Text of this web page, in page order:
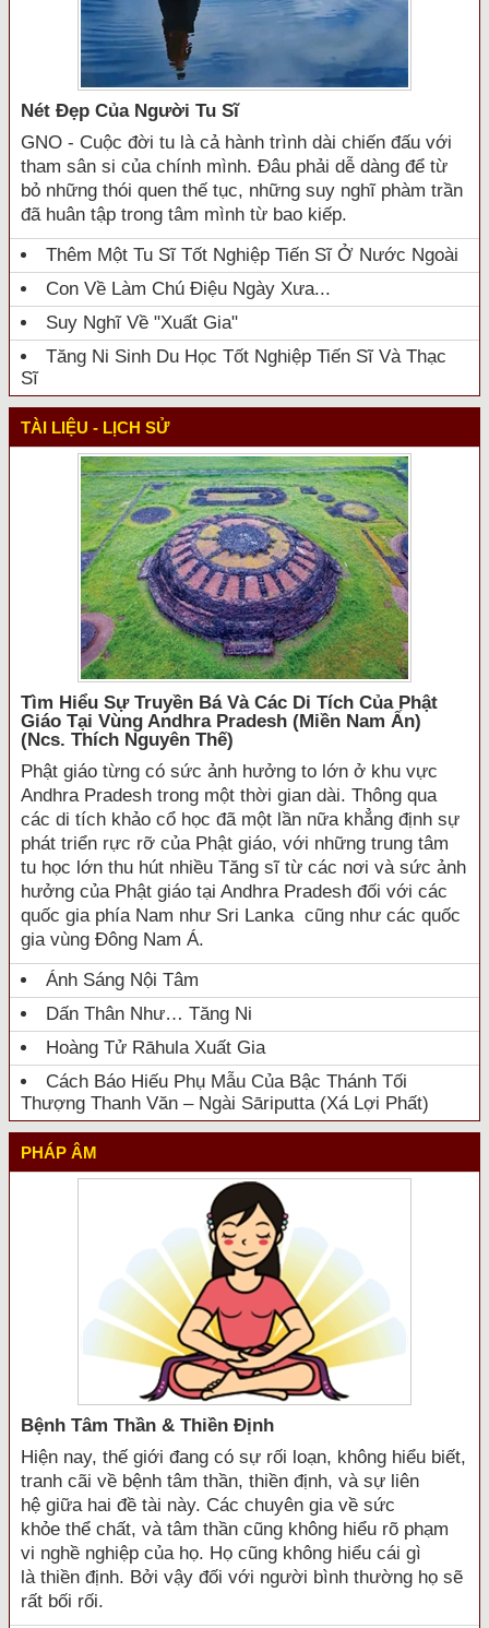
Nét Đẹp Của Người Tu Sĩ
GNO - Cuộc đời tu là cả hành trình dài chiến đấu với
tham sân si của chính mình. Đâu phải dễ dàng để từ
bỏ những thói quen thế tục, những suy nghĩ phàm trần
đã huân tập trong tâm mình từ bao kiếp.
Thêm Một Tu Sĩ Tốt Nghiệp Tiến Sĩ Ở Nước Ngoài
Con Về Làm Chú Điệu Ngày Xưa...
Suy Nghĩ Về "xuất Gia"
Tăng Ni Sinh Du Học Tốt Nghiệp Tiến Sĩ Và Thạc
Sĩ
TÀI LIỆU - LỊCH SỬ
Tìm Hiểu Sự Truyền Bá Và Các Di Tích Của Phật
Giáo Tại Vùng Andhra Pradesh (miền Nam Ấn)
(ncs. Thích Nguyên Thế)
Phật giáo từng có sức ảnh hưởng to lớn ở khu vực
Andhra Pradesh trong một thời gian dài. Thông qua
các di tích khảo cổ học đã một lần nữa khẳng định sự
phát triển rực rỡ của Phật giáo, với những trung tâm
tu học lớn thu hút nhiều Tăng sĩ từ các nơi và sức ảnh
hưởng của Phật giáo tại Andhra Pradesh đối với các
quốc gia phía Nam như Sri Lanka cũng như các quốc
gia vùng Đông Nam Á.
Ánh Sáng Nội Tâm
Dấn Thân Như… Tăng Ni
Hoàng Tử Rāhula Xuất Gia
Cách Báo Hiếu Phụ Mẫu Của Bậc Thánh Tối
Thượng Thanh Văn – Ngài Sāriputta (Xá Lợi Phất)
PHÁP ÂM
Bệnh Tâm Thần & Thiền Định
Hiện nay, thế giới đang có sự rối loạn, không hiểu biết,
tranh cãi về bệnh tâm thần, thiền định, và sự liên
hệ giữa hai đề tài này. Các chuyên gia về sức
khỏe thể chất, và tâm thần cũng không hiểu rõ phạm
vi nghề nghiệp của họ. Họ cũng không hiểu cái gì
là thiền định. Bởi vậy đối với người bình thường họ sẽ
rất bối rối.